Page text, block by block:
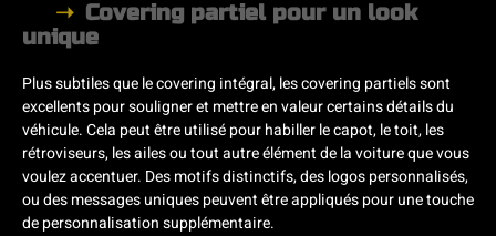
Covering partiel pour un look
unique
Plus subtiles que le covering intégral, les covering partiels sont
excellents pour souligner et mettre en valeur certains détails du
véhicule. Cela peut être utilisé pour habiller le capot, le toit, les
rétroviseurs, les ailes ou tout autre élément de la voiture que vous
voulez accentuer. Des motifs distinctifs, des logos personnalisés,
ou des messages uniques peuvent être appliqués pour une touche
de personnalisation supplémentaire.